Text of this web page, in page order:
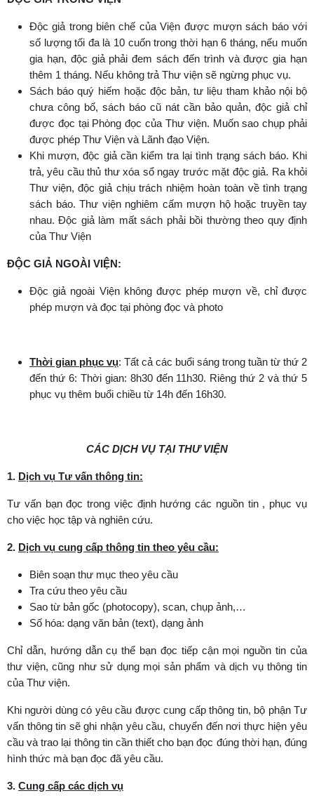
Độc giả trong biên chế của Viện được mượn sách báo với
số lượng tối đa là 10 cuốn trong thời hạn 6 tháng, nếu muốn
gia hạn, độc giả phải đem sách đến trình và được gia hạn
thêm 1 tháng. Nếu không trả Thư viện sẽ ngừng phục vụ.
Sách báo quý hiếm hoặc độc bản, tư liệu tham khảo nội bộ
chưa công bố, sách báo cũ nát cần bảo quản, độc giả chỉ
được đọc tại Phòng đọc của Thư viện. Muốn sao chụp phải
được phép Thư Viện và Lãnh đạo Viện.
Khi mượn, độc giả cần kiểm tra lại tình trạng sách báo. Khi
trả, yêu cầu thủ thư xóa sổ ngay trước mặt độc giả. Ra khỏi
Thư viện, độc giả chịu trách nhiệm hoàn toàn về tình trạng
sách báo. Thư viện nghiêm cấm mượn hộ hoặc truyền tay
nhau. Độc giả làm mất sách phải bồi thường theo quy định
của Thư Viện
ĐỘC GIẢ NGOÀI VIỆN:
Độc giả ngoài Viện không được phép mượn về, chỉ được
phép mượn và đọc tại phòng đọc và photo
Thời gian phục vụ: Tất cả các buổi sáng trong tuần từ thứ 2
đến thứ 6: Thời gian: 8h30 đến 11h30. Riêng thứ 2 và thứ 5
phục vụ thêm buổi chiều từ 14h đến 16h30.
CÁC DỊCH VỤ TẠI THƯ VIỆN
1. Dịch vụ Tư vấn thông tin:
Tư vấn bạn đọc trong việc định hướng các nguồn tin , phục vụ
cho việc học tập và nghiên cứu.
2. Dịch vụ cung cấp thông tin theo yêu cầu:
Biên soạn thư mục theo yêu cầu
Tra cứu theo yêu cầu
Sao từ bản gốc (photocopy), scan, chụp ảnh,…
Số hóa: dạng văn bản (text), dạng ảnh
Chỉ dẫn, hướng dẫn cụ thể bạn đọc tiếp cận mọi nguồn tin của
thư viện, cũng như sử dụng mọi sản phẩm và dịch vụ thông tin
của Thư viện.
Khi người dùng có yêu cầu được cung cấp thông tin, bộ phận Tư
vấn thông tin sẽ ghi nhận yêu cầu, chuyển đến nơi thực hiện yêu
cầu và trao lại thông tin cần thiết cho bạn đọc đúng thời hạn, đúng
hình thức mà bạn đọc đã yêu cầu.
3. Cung cấp các dịch vụ